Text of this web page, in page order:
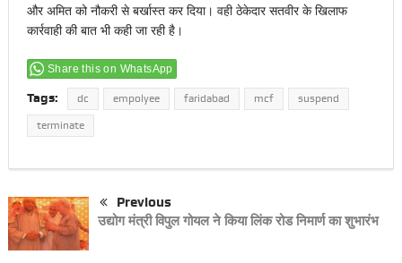
और अमित को नौकरी से बर्खास्त कर दिया। वही ठेकेदार सतवीर के खिलाफ
कार्रवाही की बात भी कही जा रही है।
Share this on WhatsApp
Tags: dc empolyee faridabad mcf suspend
terminate
Previous
उद्योग मंत्री विपुल गोयल ने किया लिंक रोड निमार्ण का शुभारंभ